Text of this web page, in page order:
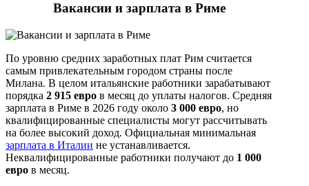
Вакансии и зарплата в Риме
По уровню средних заработных плат Рим считается
самым привлекательным городом страны после
Милана. В целом итальянские работники зарабатывают
порядка 2 915 евро в месяц до уплаты налогов. Средняя
зарплата в Риме в 2026 году около 3 000 евро, но
квалифицированные специалисты могут рассчитывать
на более высокий доход. Официальная минимальная
зарплата в Италии не устанавливается.
Неквалифицированные работники получают до 1 000
евро в месяц.